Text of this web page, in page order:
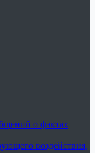
о фактах
воздействия,